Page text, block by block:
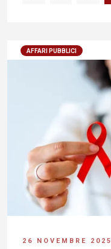
AFFARI PUBBLICI
26 NOVEMBRE 2025